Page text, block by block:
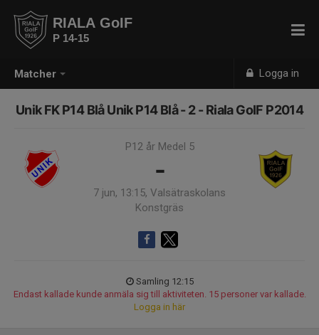
Matcher Logga in
RIALA GoIF
P 14-15
Unik FK P14 Blå Unik P14 Blå - 2 - Riala GoIF P2014
P12 år Medel 5
-
7 jun, 13:15, Valsätraskolans
Konstgräs
Samling 12:15
Endast kallade kunde anmäla sig till aktiviteten. 15 personer var kallade.
Logga in här